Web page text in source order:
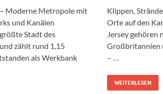
Moderne Metropole mit
und Kanälen
Stadt des
zählt rund 1,15
als Werkbank
Klippen,
Orte auf den
Jersey gehören
Großbritannien
– …
WEITERLESEN